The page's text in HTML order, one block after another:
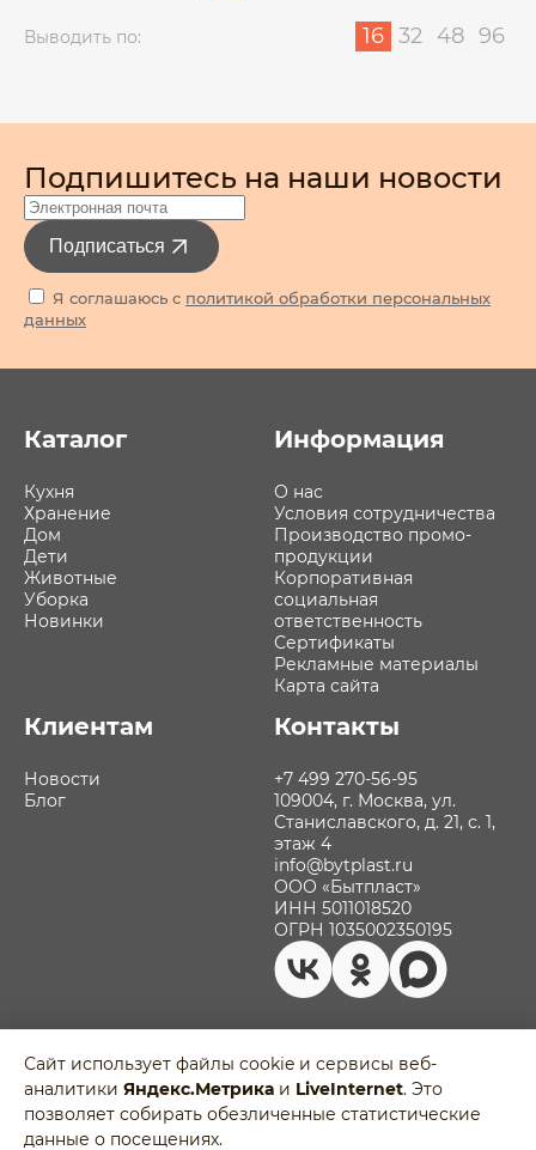
Выводить по: 16 32 48 96
Подпишитесь на наши новости
Подписаться
Я соглашаюсь с политикой обработки персональных
данных
Каталог
Кухня
Хранение
Дом
Дети
Животные
Уборка
Новинки
Информация
О нас
Условия сотрудничества
Производство промо-
продукции
Корпоративная
социальная
ответственность
Сертификаты
Рекламные материалы
Карта сайта
Клиентам
Новости
Блог
Контакты
+7 499 270-56-95
109004, г. Москва, ул.
Станиславского, д. 21, с. 1,
этаж 4
info@bytplast.ru
ООО «Бытпласт»
ИНН 5011018520
ОГРН 1035002350195
Политика обработки персональных
данных
Пользовательское соглашение
Сайт использует файлы cookie и сервисы веб-
аналитики Яндекс.Метрика и LiveInternet. Это
позволяет собирать обезличенные статистические
данные о посещениях.